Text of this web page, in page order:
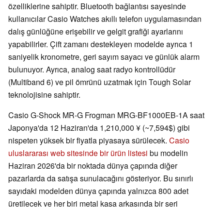
özelliklerine sahiptir. Bluetooth bağlantısı sayesinde
kullanıcılar Casio Watches akıllı telefon uygulamasından
dalış günlüğüne erişebilir ve gelgit grafiği ayarlarını
yapabilirler. Çift zamanı destekleyen modelde ayrıca 1
saniyelik kronometre, geri sayım sayacı ve günlük alarm
bulunuyor. Ayrıca, analog saat radyo kontrollüdür
(Multiband 6) ve pil ömrünü uzatmak için Tough Solar
teknolojisine sahiptir.
Casio G-Shock MR-G Frogman MRG-BF1000EB-1A saat
Japonya'da 12 Haziran'da 1,210,000 ¥ (~7,594$) gibi
nispeten yüksek bir fiyatla piyasaya sürülecek. Casio
uluslararası web sitesinde bir ürün listesi bu modelin
Haziran 2026'da bir noktada dünya çapında diğer
pazarlarda da satışa sunulacağını gösteriyor. Bu sınırlı
sayıdaki modelden dünya çapında yalnızca 800 adet
üretilecek ve her biri metal kasa arkasında bir seri